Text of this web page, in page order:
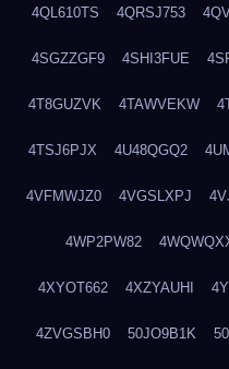
4QL610TS 4QRSJ753
4SGZZGF9 4SHI3FUE
4T8GUZVK 4TAWVEKW
4TSJ6PJX 4U48QGQ2
4VFMWJZ0 4VGSLXPJ
4WP2PW82
4XYOT662 4XZYAUHI
4ZVGSBH0 50JO9B1K